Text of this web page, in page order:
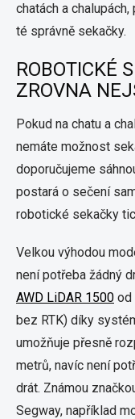
chatách a
té správně sekačky.
ROBOTICKÉ
ZROVNA
Pokud na chatu a
nemáte možnost
doporučujeme
postará o sečení
robotické sekačky
Velkou výhodou
není potřeba žádný
AWD LiDAR 1500 od
bez RTK) díky
umožňuje přesně
metrů, navíc není
drát. Známou
Segway, například